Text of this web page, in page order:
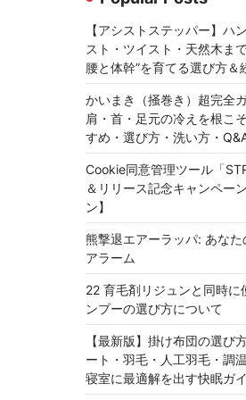
【アシストステッパー】ハ
スト・ツイスト・天然木ま
腰と体幹”を育てる選び方＆
かいまき（掻巻き）超完全
肩・首・足元の冷えを根こ
すめ・選び方・洗い方・
Cookie同意管理ツール「
＆リリース記念キャンペー
ン】
熊撃退エアーラッパ: あな
アラーム
22 育毛剤リジュンと同時に
ンプーの選び方について
【最新版】掛け布団の選び
ート・羽毛・人工羽毛・調
寝室に最適解を出す快眠ガ